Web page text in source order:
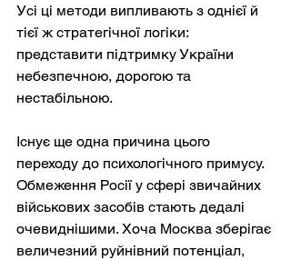
Усі ці методи випливають з однієї й
тієї ж стратегічної логіки:
представити підтримку України
небезпечною, дорогою та
нестабільною.
Існує ще одна причина цього
переходу до психологічного примусу.
Обмеження Росії у сфері звичайних
військових засобів стають дедалі
очевиднішими. Хоча Москва зберігає
величезний руйнівний потенціал,